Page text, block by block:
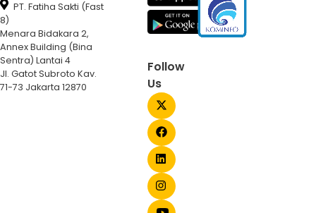
PT. Fatiha Sakti (Fast
8)
Menara Bidakara 2,
Annex Building (Bina
Sentra) Lantai 4
Jl. Gatot Subroto Kav.
71-73 Jakarta 12870
Follow
Us